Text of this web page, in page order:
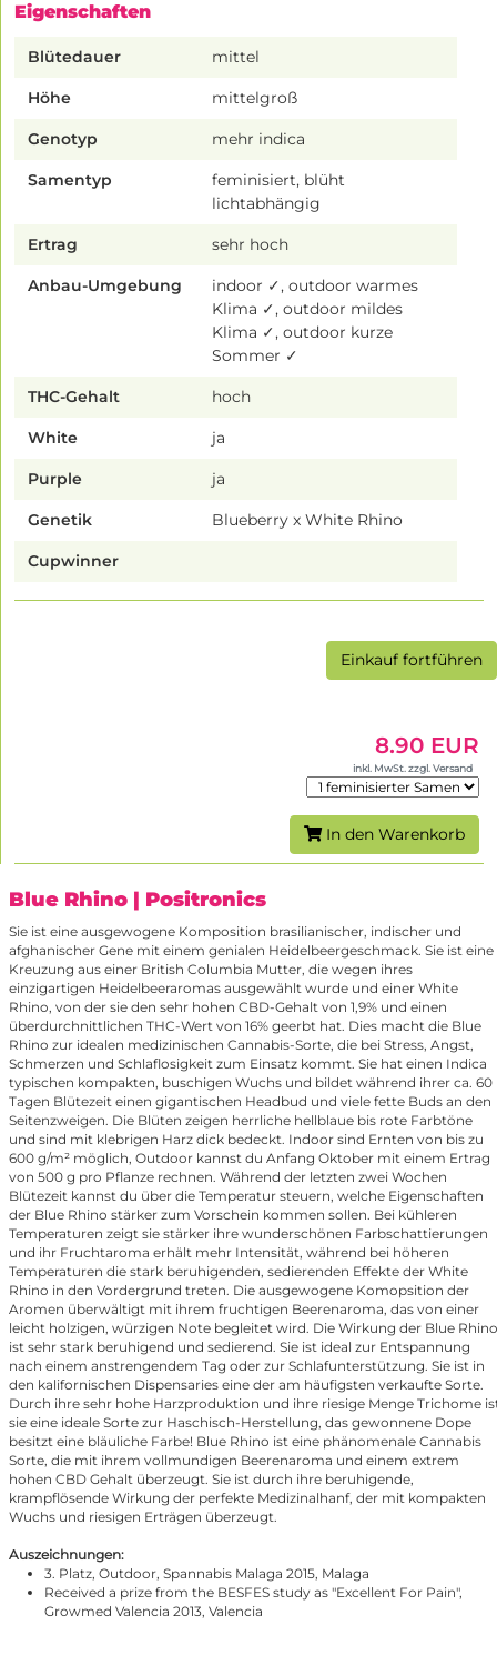
Eigenschaften
Blütedauer mittel
Höhe mittelgroß
Genotyp mehr indica
Samentyp
feminisiert, blüht
lichtabhängig
Ertrag sehr hoch
Anbau-Umgebung
indoor ✓, outdoor warmes
Klima ✓, outdoor mildes
Klima ✓, outdoor kurze
Sommer ✓
THC-Gehalt hoch
White ja
Purple ja
Genetik Blueberry x White Rhino
Cupwinner
Einkauf fortführen
8.90 EUR
inkl. MwSt. zzgl. Versand
In den Warenkorb
Blue Rhino | Positronics
Sie ist eine ausgewogene Komposition brasilianischer, indischer und
afghanischer Gene mit einem genialen Heidelbeergeschmack. Sie ist eine
Kreuzung aus einer British Columbia Mutter, die wegen ihres
einzigartigen Heidelbeeraromas ausgewählt wurde und einer White
Rhino, von der sie den sehr hohen CBD-Gehalt von 1,9% und einen
überdurchnittlichen THC-Wert von 16% geerbt hat. Dies macht die Blue
Rhino zur idealen medizinischen Cannabis-Sorte, die bei Stress, Angst,
Schmerzen und Schlaflosigkeit zum Einsatz kommt. Sie hat einen Indica
typischen kompakten, buschigen Wuchs und bildet während ihrer ca. 60
Tagen Blütezeit einen gigantischen Headbud und viele fette Buds an den
Seitenzweigen. Die Blüten zeigen herrliche hellblaue bis rote Farbtöne
und sind mit klebrigen Harz dick bedeckt. Indoor sind Ernten von bis zu
600 g/m² möglich, Outdoor kannst du Anfang Oktober mit einem Ertrag
von 500 g pro Pflanze rechnen. Während der letzten zwei Wochen
Blütezeit kannst du über die Temperatur steuern, welche Eigenschaften
der Blue Rhino stärker zum Vorschein kommen sollen. Bei kühleren
Temperaturen zeigt sie stärker ihre wunderschönen Farbschattierungen
und ihr Fruchtaroma erhält mehr Intensität, während bei höheren
Temperaturen die stark beruhigenden, sedierenden Effekte der White
Rhino in den Vordergrund treten. Die ausgewogene Komopsition der
Aromen überwältigt mit ihrem fruchtigen Beerenaroma, das von einer
leicht holzigen, würzigen Note begleitet wird. Die Wirkung der Blue Rhino
ist sehr stark beruhigend und sedierend. Sie ist ideal zur Entspannung
nach einem anstrengendem Tag oder zur Schlafunterstützung. Sie ist in
den kalifornischen Dispensaries eine der am häufigsten verkaufte Sorte.
Durch ihre sehr hohe Harzproduktion und ihre riesige Menge Trichome
sie eine ideale Sorte zur Haschisch-Herstellung, das gewonnene Dope
besitzt eine bläuliche Farbe! Blue Rhino ist eine phänomenale Cannabis
Sorte, die mit ihrem vollmundigen Beerenaroma und einem extrem
hohen CBD Gehalt überzeugt. Sie ist durch ihre beruhigende,
krampflösende Wirkung der perfekte Medizinalhanf, der mit kompakten
Wuchs und riesigen Erträgen überzeugt.
Auszeichnungen:
3. Platz, Outdoor, Spannabis Malaga 2015, Malaga
Received a prize from the BESFES study as "Excellent For Pain",
Growmed Valencia 2013, Valencia